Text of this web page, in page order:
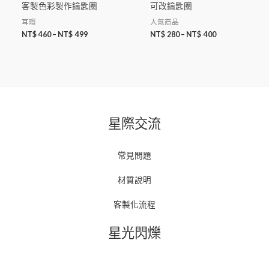
客製色彩製作鑰匙圈
耳環
NT$ 460– NT$ 499
可改鑰匙圈
人氣商品
NT$ 280– NT$ 400
星際交流
常見問題
材質說明
客製化流程
星光閃爍